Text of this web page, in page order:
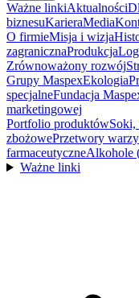
Ważne linkiAktualności
biznesuKarieraMedia
O firmieMisja i wizja
zagranicznaProdukcja
Zrównoważony rozwój
Grupy MaspexEkologia
specjalneFundacja
marketingowej
Portfolio produktówSoki,
zbożowePrzetwory
farmaceutyczneAlkohole
Ważne linki